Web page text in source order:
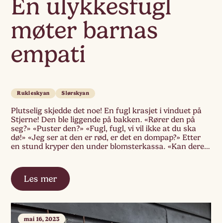
En ulykkesfugl
møter barnas
empati
Rukleskyan Slørskyan
Plutselig skjedde det noe! En fugl krasjet i vinduet på
Stjerne! Den ble liggende på bakken. «Rører den på
seg?» «Puster den?» «Fugl, fugl, vi vil ikke at du ska
dø!» «Jeg ser at den er rød, er det en dompap?» Etter
en stund kryper den under blomsterkassa. «Kan dere
Les mer
mai 16, 2023